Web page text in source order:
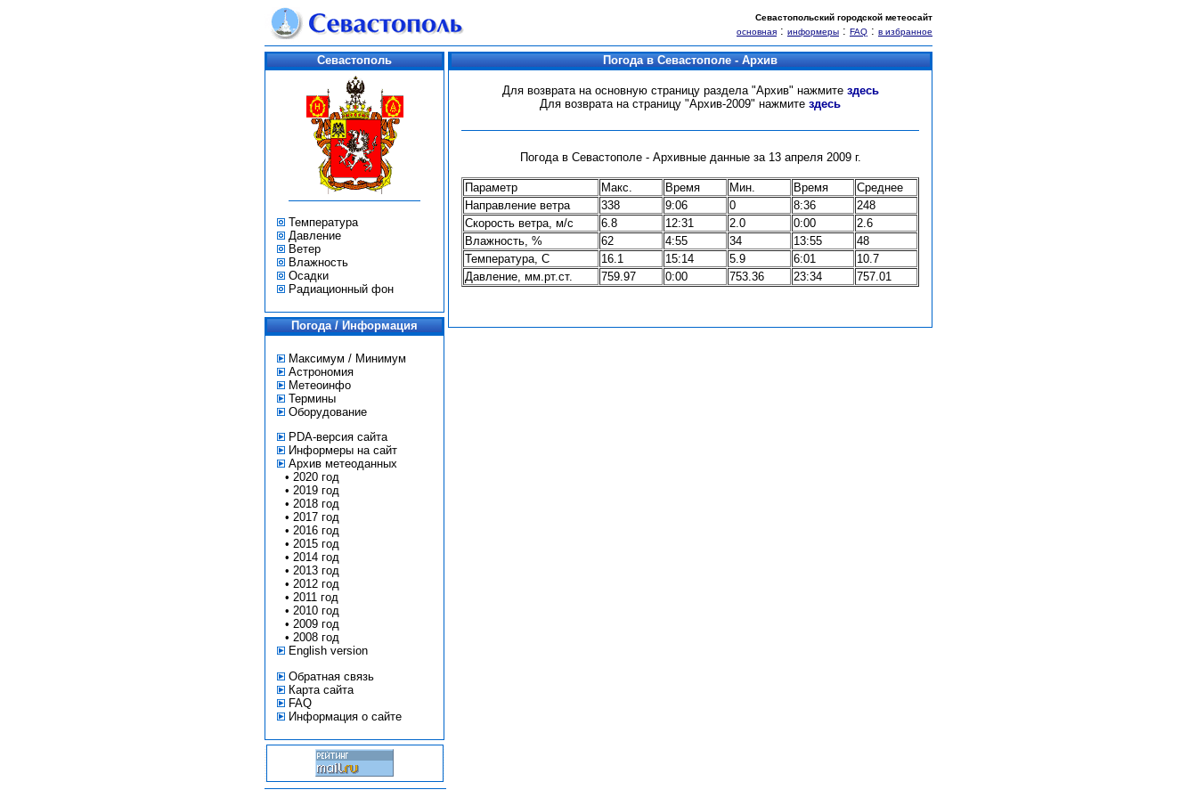
Севастопольский городской метеосайт
основная : информеры : FAQ : в избранное
Севастополь
Температура
Давление
Ветер
Влажность
Осадки
Радиационный фон
Погода / Информация
Максимум / Минимум
Астрономия
Метеоинфо
Термины
Оборудование
PDA-версия сайта
Информеры на сайт
Архив метеоданных
• 2020 год
• 2019 год
• 2018 год
• 2017 год
• 2016 год
• 2015 год
• 2014 год
• 2013 год
• 2012 год
• 2011 год
• 2010 год
• 2009 год
• 2008 год
English version
Обратная связь
Карта сайта
FAQ
Информация о сайте
Погода в Севастополе - Архив
Для возврата на основную страницу раздела "Архив" нажмите здесь
Для возврата на страницу "Архив-2009" нажмите здесь
Погода в Севастополе - Архивные данные за 13 апреля 2009 г.
Параметр Макс. Время Мин. Время
Среднее
Направление ветра
338 9:06 0 8:36
248
Скорость ветра, м/с
6.8 12:31 2.0 0:00
2.6
Влажность, %
62 4:55 34 13:55
48
Температура, С
16.1 15:14 5.9 6:01
10.7
Давление, мм.рт.ст.
759.97 0:00 753.36 23:34 757.01